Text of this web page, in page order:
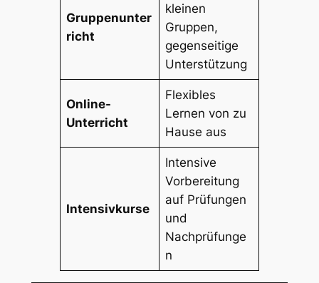
Gruppenunter
richt
kleinen
Gruppen,
gegenseitige
Unterstützung
Online-
Unterricht
Flexibles
Lernen von zu
Hause aus
Intensivkurse
Intensive
Vorbereitung
auf Prüfungen
und
Nachprüfunge
n